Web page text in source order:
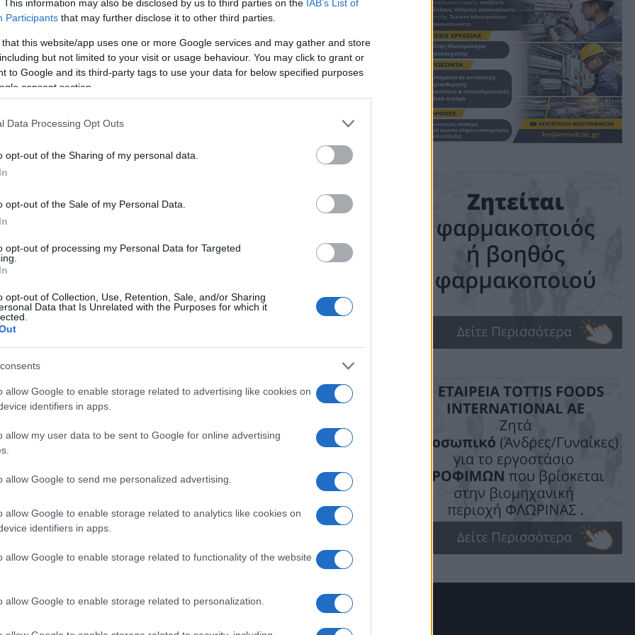
This information may also be disclosed by us to third parties on the IAB’s List of
Participants that may further disclose it to other third parties.
that this website/app uses one or more Google services and may gather and store
but not limited to your visit or usage behaviour. You may click to grant or
to Google and its third-party tags to use your data for below specified purposes
consent section.
Data Processing Opt Outs
opt-out of the Sharing of my personal data.
opt-out of the Sale of my Personal Data.
opt-out of processing my Personal Data for Targeted
opt-out of Collection, Use, Retention, Sale, and/or Sharing
Data that Is Unrelated with the Purposes for which it
allow Google to enable storage related to advertising like cookies on
identifiers in apps.
allow my user data to be sent to Google for online advertising
allow Google to send me personalized advertising.
allow Google to enable storage related to analytics like cookies on
identifiers in apps.
allow Google to enable storage related to functionality of the website
allow Google to enable storage related to personalization.
σε ένα νέο
– Γράφει ο
Οικονομολόγος – Διευθυντής Προγραμμάτων της
Μακεδονίας Α.Ε. – ΑΝΚΟ
Το μέλλον της Ενέργειας στη Δυτική